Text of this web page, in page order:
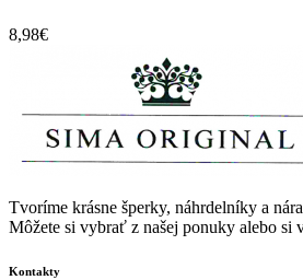
8,98€
Tvoríme krásne šperky, náhrdelníky a
Môžete si vybrať z našej ponuky alebo si
Kontakty